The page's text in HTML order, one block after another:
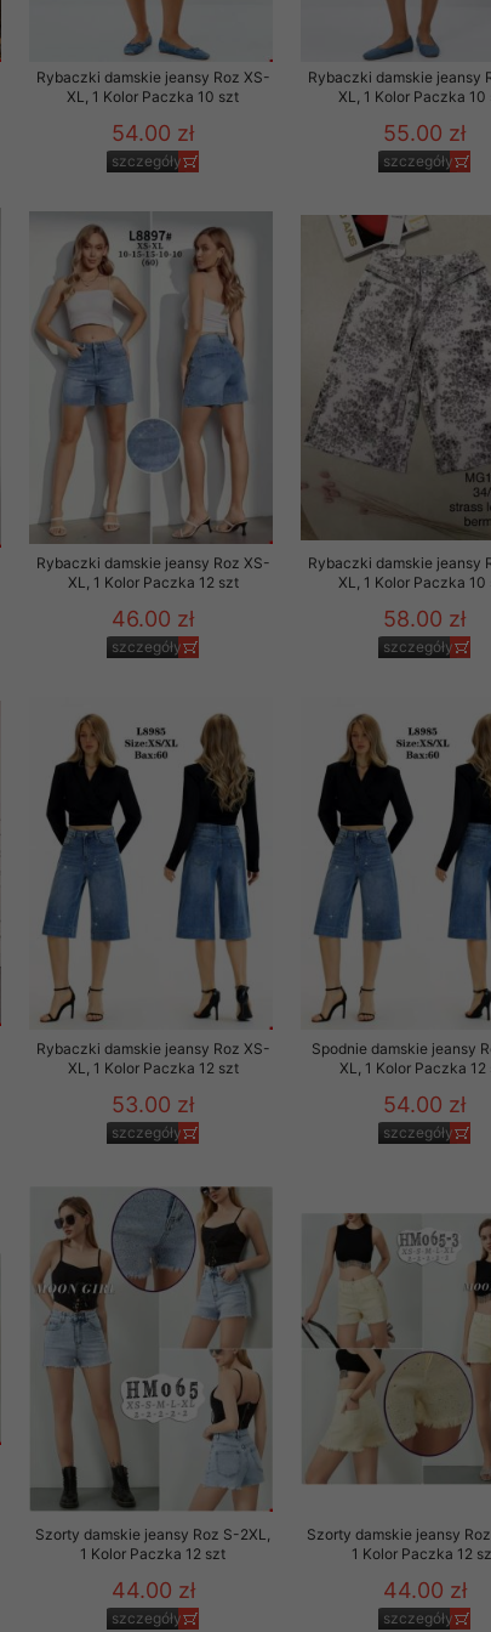
Rybaczki damskie jeansy Roz XS-
XL, 1 Kolor Paczka 10 szt
54.00 zł
szczegóły
Rybaczki damskie jeansy
XL, 1 Kolor Paczka 10
55.00 zł
szczegóły
Rybaczki damskie jeansy Roz XS-
XL, 1 Kolor Paczka 12 szt
46.00 zł
szczegóły
Rybaczki damskie jeansy
XL, 1 Kolor Paczka 10
58.00 zł
szczegóły
Rybaczki damskie jeansy Roz XS-
XL, 1 Kolor Paczka 12 szt
53.00 zł
szczegóły
Spodnie damskie jeansy
XL, 1 Kolor Paczka 12
54.00 zł
szczegóły
Szorty damskie jeansy Roz S-2XL,
1 Kolor Paczka 12 szt
44.00 zł
szczegóły
Szorty damskie jeansy
1 Kolor Paczka 12
44.00 zł
szczegóły